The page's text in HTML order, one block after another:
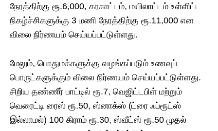
நேரத்திற்கு ரூ.6,000, கரகாட்டம், மயிலாட்டம் உள்ளிட்ட
நிகழ்ச்சிகளுக்கு 3 மணி நேரத்திற்கு ரூ.11,000 என
விலை நிர்ணயம் செய்யப்பட்டுள்ளது.
மேலும், பொதுமக்களுக்கு வழங்கப்படும் உணவுப்
பொருட்களுக்கும் விலை நிர்ணயம் செய்யப்பட்டுள்ளது.
சிறிய தண்ணீர் பாட்டில் ரூ.7, வெஜிட்டபிள் மற்றும்
வெரைட்டி ரைஸ் ரூ.50, ஸ்னாக்ஸ் (ட்ரை ஃப்ரூட்ஸ்
இல்லாமல்) 100 கிராம் ரூ.30, ஸ்வீட்ஸ் ரூ.50 முதல்